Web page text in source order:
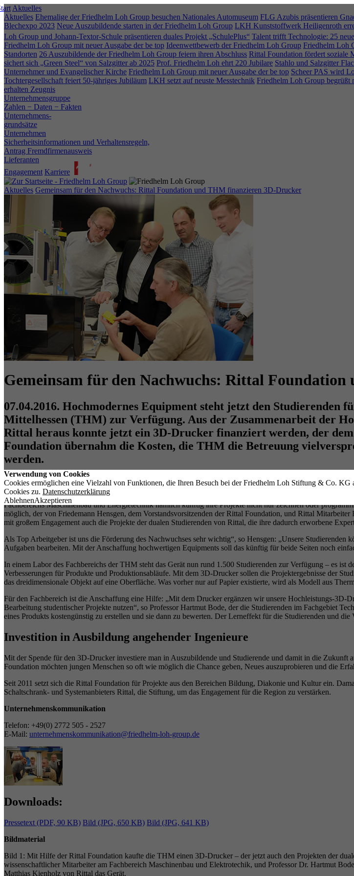
Verwendung von Cookies
Cookies ermöglichen eine Vielzahl von Funktionen, die Ihren Besuch bei der Friedhelm Loh Stiftung & Co.
Cookies zu. Datenschutzerklärung
AblehnenAkzeptieren
Aktuelles
Aktuelles Ehemalige der Friedhelm Loh Group besuchen Nationales Automuseum FLG Azubis präsentieren
Blechexpo 2023 Neue Auszubildende starten in der Friedhelm Loh Group LKH Kunststoffwerk Heiligenroth
Loh Group und Johann-Textor-Schule präsentieren duales Projekt „SchulePlus“ Talent trifft Technologie: 25
Friedhelm Loh Group mit neuer Ausgabe der be top Ideenwettbewerb der Friedhelm Loh Group Friedhelm Loh
Standorten 26 Auszubildende der Friedhelm Loh Group feiern ihren Abschluss Rittal Foundation fördert soziale
sichert sich „Green Steel“ von Salzgitter ab 2025 Prof. Friedhelm Loh ehrt 220 Jubilare Stahlo und Salzgitter
Unternehmer und Evangelischer Kirche Friedhelm Loh Group mit neuer Ausgabe der be top Scheer PAS wird
Tochtergesellschaft feiert 50-jähriges Jubiläum LKH setzt auf neuste Messtechnik Friedhelm Loh Group begrüßt
erhalten Zeugnis
Unternehmensgruppe
Zahlen − Daten − Fakten
Unternehmens-
grundsätze
Unternehmen
Sicherheitsinformationen und Verhaltensregeln,
Antrag Fremdfirmenausweis
Lieferanten
Engagement Karriere
Aktuelles Gemeinsam für den Nachwuchs: Rittal Foundation und THM finanzieren 3D-Drucker
Gemeinsam für den Nachwuchs: Rittal
07.04.2016. Hochmodernes Equipment steht jetzt den Studierenden
Mittelhessen (THM) zur Verfügung. Aus der Zusammenarbeit der
Rittal heraus konnte jetzt ein 3D-Drucker finanziert werden, der
Foundation übernahm die Kosten, die THM die Betreuung
werden.
Eine Spende der besonderen Art hat die Rittal Foundation jetzt an die Technische Hochschule Mittelhessen
Fachbereichs Maschinenbau und Energietechnik nämlich künftig ihre Projekte nicht nur zeichnen oder
möglich, der von Friedemann Hensgen, dem Vorstandsvorsitzenden der Rittal Foundation, und Rittal
mit großem Engagement auch die Projekte der dualen Studierenden von Rittal, die ihre dadurch erworbene
Als Top Arbeitgeber ist uns die Förderung des Nachwuchses sehr wichtig“, so Hensgen: „Unsere
Aufgaben bearbeiten. Mit der Anschaffung hochwertigen Equipments soll das künftig für beide Seiten noch
In einem Labor des Fachbereichs der THM steht das Gerät nun rund 1.500 Studierenden zur Verfügung – es
Verbesserungen für Produkte und Produktionsabläufe. Mit dem 3D-Drucker sollen die Projektergebnisse der
das dreidimensionale Objekt auf eine Oberfläche. Was vorher nur auf Papier existierte, wird als Modell aus
Für den Fachbereich ist die Anschaffung eine Hilfe: „Mit dem Drucker ergänzen wir unsere Hochleistungs-
Bearbeitung studentischer Projekte nutzen“, so Professor Hartmut Bode, der die Studierenden im Fachgebiet
eines Produkts kostengünstig zu erstellen und sie dann zu bewerten. Der Lerneffekt für die Studierenden und die
Investition in Ausbildung angehender Ingenieure
Mit der Spende für den 3D-Drucker investiere man in Auszubildende und Studierende und damit in die Zukunft
Foundation möchten jungen Menschen so oft wie möglich die Chance geben, Neues auszuprobieren und die
Seit 2011 setzt sich die Rittal Foundation für Projekte aus den Bereichen Bildung, Diakonie und Kultur ein.
Schaltschrank- und Systemanbieters Rittal, die Stiftung, um das Engagement für die Region zu verstärken.
Unternehmenskommunikation
Telefon: +49(0) 2772 505 - 2527
E-Mail: unternehmenskommunikation@friedhelm-loh-group.de
Downloads:
Pressetext (PDF, 90 KB) Bild (JPG, 650 KB) Bild (JPG, 641 KB)
Bildmaterial
Bild 1: Mit Hilfe der Rittal Foundation kaufte die THM einen 3D-Drucker – der jetzt auch den Projekten der
wissenschaftlicher Mitarbeiter am Fachbereich Maschinenbau und Elektrotechik, und Professor Dr. Hartmut
Matthias Kienholz von Rittal das Gerät.